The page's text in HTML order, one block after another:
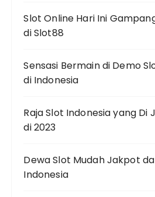
Slot Online Hari Ini
di Slot88
Sensasi Bermain di Demo
di Indonesia
Raja Slot Indonesia yang Di
di 2023
Dewa Slot Mudah Jakpot
Indonesia